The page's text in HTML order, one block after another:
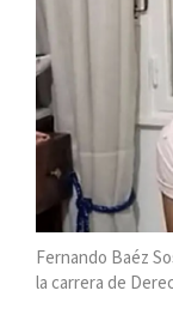
Fernando Baéz
la carrera de